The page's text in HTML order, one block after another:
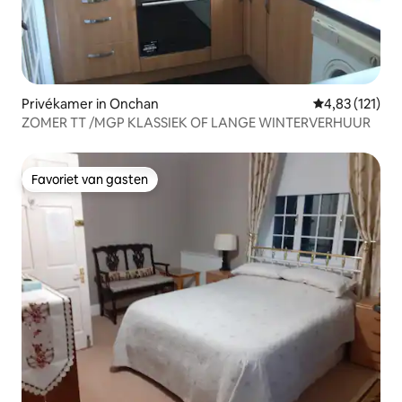
Privékamer in Onchan Gemiddelde
4,83 (121)
ZOMER TT /MGP KLASSIEK OF LANGE WINTERVERHUUR
Favoriet van gasten
Favoriet van gasten